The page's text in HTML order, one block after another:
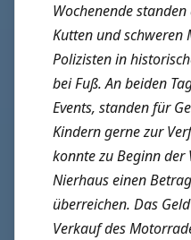
Wochenende
Kutten und schweren
Polizisten in
bei Fuß. An beiden
Events, standen für
Kindern gerne zur
konnte zu Beginn
Nierhaus einen
überreichen. Das
Verkauf des